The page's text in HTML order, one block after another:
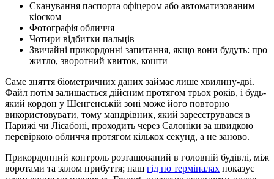
Сканування паспорта офіцером або автоматизованим
кіоском
Фотографія обличчя
Чотири відбитки пальців
Звичайні прикордонні запитання, якщо вони будуть: про
житло, зворотний квиток, кошти
Саме зняття біометричних даних займає лише хвилину-дві.
Файл потім залишається дійсним протягом трьох років, і будь-
який кордон у Шенгенській зоні може його повторно
використовувати, тому мандрівник, який зареєструвався в
Парижі чи Лісабоні, проходить через Салоніки за швидкою
перевіркою обличчя протягом кількох секунд, а не заново.
Прикордонний контроль розташований в головній будівлі, між
воротами та залом прибуття; наш гід по терміналах показує